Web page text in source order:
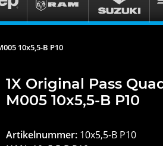
10x5,5-B P10
1X Original Pass
M005 10x5,5-B P10
Artikelnummer: 10x5,5-B P10